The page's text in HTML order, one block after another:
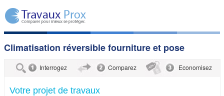
Climatisation réversible fourniture et pose
Interrogez Comparez Economisez
Votre projet de travaux